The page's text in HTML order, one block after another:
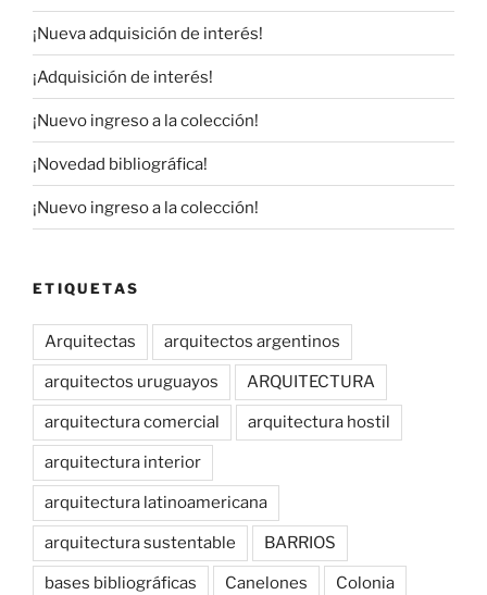
¡Nueva adquisición de interés!
¡Adquisición de interés!
¡Nuevo ingreso a la colección!
¡Novedad bibliográfica!
¡Nuevo ingreso a la colección!
ETIQUETAS
Arquitectas arquitectos argentinos
arquitectos uruguayos ARQUITECTURA
arquitectura comercial arquitectura hostil
arquitectura interior
arquitectura latinoamericana
arquitectura sustentable BARRIOS
bases bibliográficas Canelones Colonia